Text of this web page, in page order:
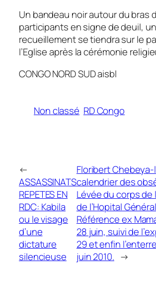
Un bandeau noir autour du bras
participants en signe de deuil, un
recueillement se tiendra sur le
l’Eglise après la cérémonie
CONGO NORD SUD aisbl
Non classé RD Congo
←
ASSASSINATS
REPETES EN
RDC: Kabila
ou le visage
d’une
dictature
silencieuse
Floribert
calendrier des
Lévée du corps de
de l’Hopital
Référence ex
28 juin, suivi de
29 et enfin
juin 2010. →